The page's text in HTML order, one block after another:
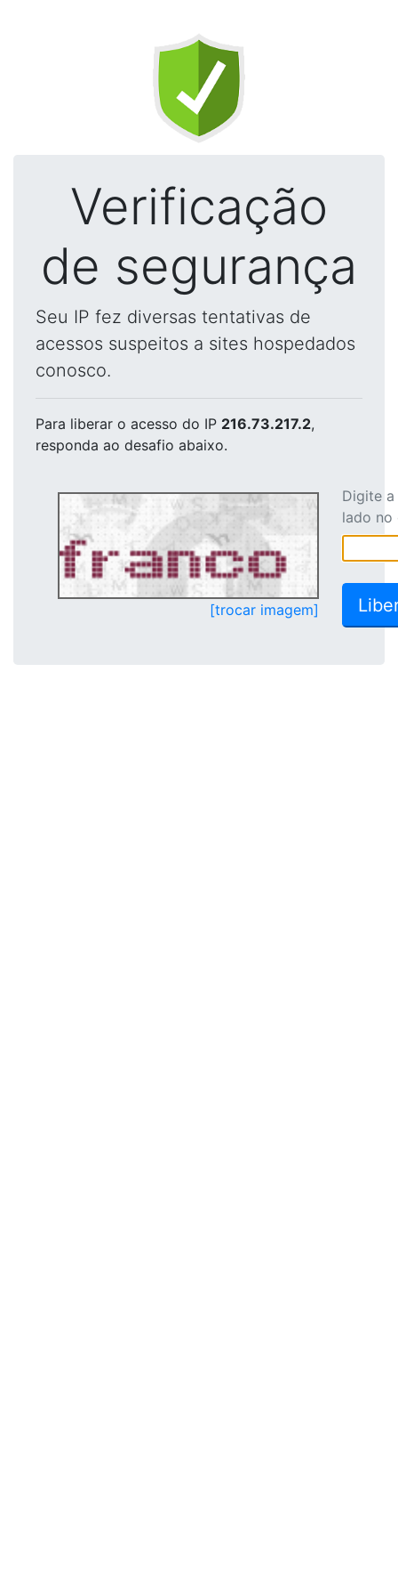
Verificação
de segurança
Seu IP fez diversas tentativas de
acessos suspeitos a sites hospedados
conosco.
Para liberar o acesso do IP 216.73.217.2,
responda ao desafio abaixo.
[trocar imagem]
Digite
lado no